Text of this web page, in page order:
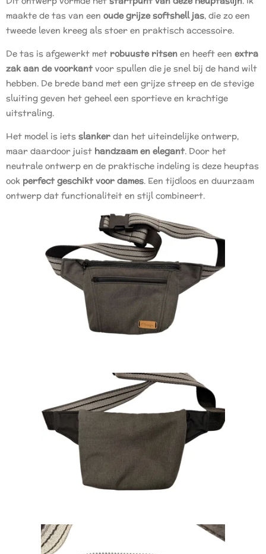
maakte de tas van een oude grijze softshell jas, die zo een
tweede leven kreeg als stoer en praktisch accessoire.
De tas is afgewerkt met robuuste ritsen en heeft een extra
zak aan de voorkant voor spullen die je snel bij de hand wilt
hebben. De brede band met een grijze streep en de stevige
sluiting geven het geheel een sportieve en krachtige
uitstraling.
Het model is iets slanker dan het uiteindelijke ontwerp,
maar daardoor juist handzaam en elegant. Door het
neutrale ontwerp en de praktische indeling is deze heuptas
ook perfect geschikt voor dames. Een tijdloos en duurzaam
ontwerp dat functionaliteit en stijl combineert.